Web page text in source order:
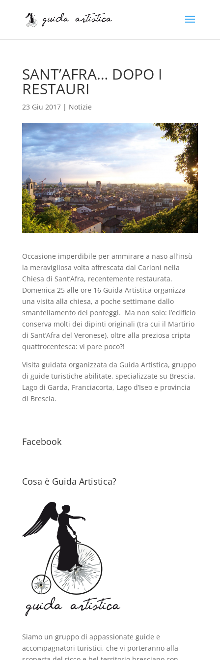
SANT’AFRA… DOPO I
RESTAURI
23 Giu 2017| Notizie
Occasione imperdibile per ammirare a naso all’insù
la meravigliosa volta affrescata dal Carloni nella
Chiesa di Sant’Afra, recentemente restaurata.
Domenica 25 alle ore 16 Guida Artistica organizza
una visita alla chiesa, a poche settimane dallo
smantellamento dei ponteggi. Ma non solo: l’edificio
conserva molti dei dipinti originali (tra cui il Martirio
di Sant’Afra del Veronese), oltre alla preziosa cripta
quattrocentesca: vi pare poco?!
Visita guidata organizzata da Guida Artistica, gruppo
di guide turistiche abilitate, specializzate su Brescia,
Lago di Garda, Franciacorta, Lago d’Iseo e provincia
di Brescia.
Facebook
Cosa è Guida Artistica?
Siamo un gruppo di appassionate guide e
accompagnatori turistici, che vi porteranno alla